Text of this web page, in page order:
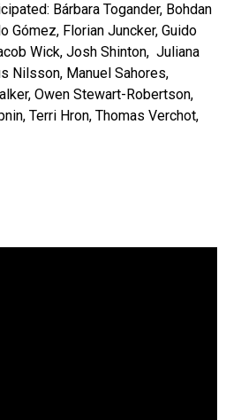
Bárbara Togander, Bohdan
Gómez, Florian Juncker, Guido
Wick, Josh Shinton, Juliana
Nilsson, Manuel Sahores,
Owen Stewart-Robertson,
Terri Hron, Thomas Verchot,